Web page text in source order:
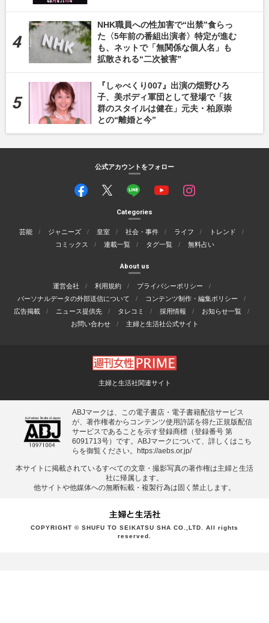
NHK職員への性加害で“出禁”食らっ
た〈5年前の番組出演者〉特定が進む
も、ネットで「無関係な個人名」も
拡散される“二次被害”
『しゃべくり007』出演の畑野ひろ
子、美ボディ軍団として登場で「抜
群のスタイルは健在」元夫・柏原崇
との“離婚と今”
公式アカウントをフォロー
Categories
芸能 ジャニーズ 皇室 社会・事件 ライフ
トレンド
コミックス
連載一覧 タグ一覧 無料占い
About us
運営会社 利用規約
プライバシーポリシー
パーソナルデータの外部送信について
コンテンツ制作・編集ポリシー
広告掲載
ニュース提供先 タレコミ 採用情報
お知らせ一覧
お問い合わせ
主婦と生活社公式サイト
主婦と生活社関連サイト
ABJマークは、この電子書店・電子書籍配信サービス
が、著作権者からコンテンツ使用許諾を得た正規版配信
サービスであることを示す登録商標（登録番号 第
6091713号）です。ABJマークについて、詳しくはこち
らを御覧ください。
https://aebs.or.jp/
本サイトに掲載されているすべての⽂章・撮影写真の著作権は主婦と⽣活
社に帰属します。
他サイトや他媒体への無断転載・複製⾏為は固く禁⽌します。
COPYRIGHT © SHUFU TO SEIKATSU SHA CO.,LTD. All rights
reserved.